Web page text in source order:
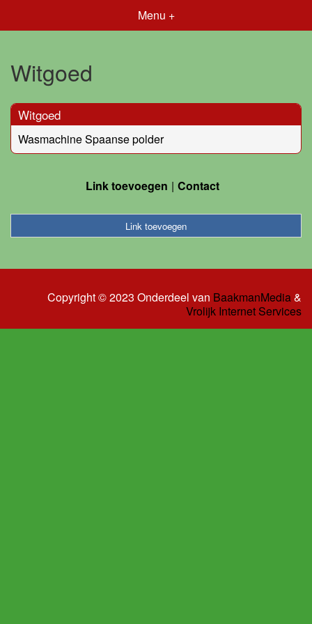
Menu +
Witgoed
Witgoed
Wasmachine Spaanse polder
Link toevoegen Contact
Link toevoegen
Copyright © 2023 Onderdeel van BaakmanMedia&
Vrolijk Internet Services